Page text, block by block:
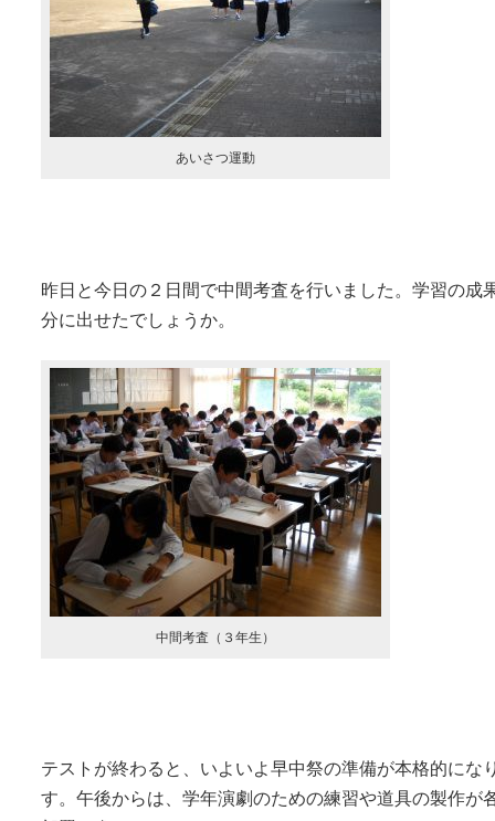
あいさつ運動
昨日と今日の２日間で中間考査を行いました。学習の成
分に出せたでしょうか。
中間考査（３年生）
テストが終わると、いよいよ早中祭の準備が本格的にな
す。午後からは、学年演劇のための練習や道具の製作が